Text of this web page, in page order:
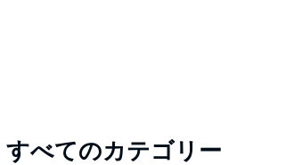
すべてのカテゴリー